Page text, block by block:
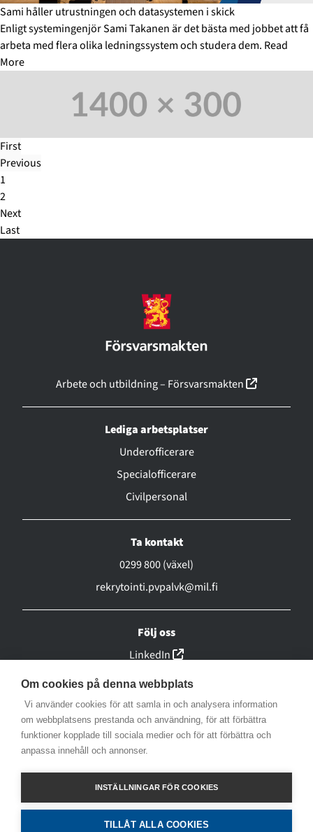
Sami håller utrustningen och datasystemen i skick
Enligt systemingenjör Sami Takanen är det bästa med jobbet att få
arbeta med flera olika ledningssystem och studera dem. Read
More
First
Previous
1
2
Next
Last
Arbete och utbildning – Försvarsmakten (linkki
Lediga arbetsplatser
Underofficerare
Specialofficerare
Civilpersonal
Ta kontakt
0299 800 (växel)
rekrytointi.pvpalvk@mil.fi
Följ oss
LinkedIn
(linkki avautuu uuteen
Facebook
(linkki avautuu uuteen
Instagram
(linkki avautuu uuteen
YouTube
(linkki avautuu uuteen
Tillgänglighetsutlåtande
Information om kakor
Om cookies på denna webbplats
Vi använder cookies för att samla in och analysera information
om webbplatsens prestanda och användning, för att förbättra
funktioner kopplade till sociala medier och för att förbättra och
anpassa innehåll och annonser.
INSTÄLLNINGAR FÖR COOKIES
TILLÅT ALLA COOKIES